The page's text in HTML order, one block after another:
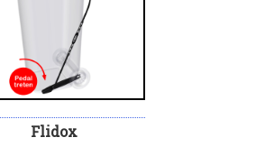
Flidox